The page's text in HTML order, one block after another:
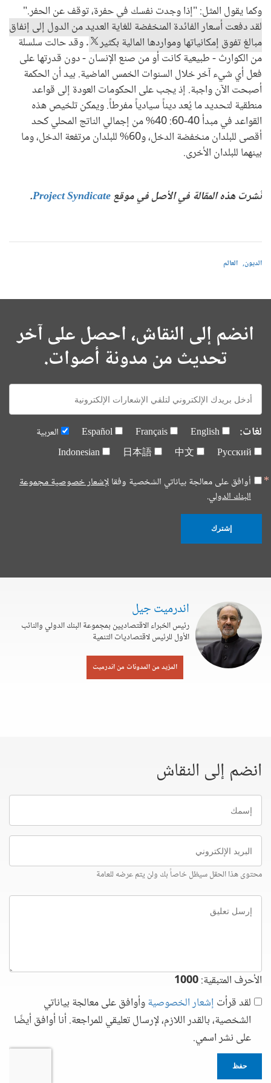
وكما يقول المثل: "إذا وجدت نفسك في حفرة، توقف عن الحفر."
لقد دفعت أسعار الفائدة المنخفضة للغاية العديد من الدول إلى إنفاق
مبالغ تفوق إمكانياتها ومواردها المالية بكثير
. وقد حالت سلسلة
من الكوارث - طبيعية كانت أو من صنع الإنسان - دون قدرتها على
فعل أي شيء آخر خلال السنوات الخمس الماضية. بيد أن الحكمة
أصبحت الآن واجبة. إذ يجب على الحكومات العودة إلى قواعد
منطقية لتحديد ما يُعد ديناً سيادياً مفرطاً. ويمكن تلخيص هذه
القواعد في مبدأ 40-60: 40% من إجمالي الناتج المحلي كحد
أقصى للبلدان منخفضة الدخل، و60% للبلدان مرتفعة الدخل، وما
بينهما للبلدان الأخرى.
نُشرت هذه المقالة في الأصل في موقعProject Syndicate
.
الديون العالم
انضم إلى النقاش، احصل على آخر
تحديث من مدونة أصوات.
E-
mail:
لغات: English
Français
Español
العربية
Русский
中文
日本語
Indonesian
أوافق على معالجة بياناتي الشخصية وفقالإشعار خصوصية مجموعة
البنك الدولي.
إشترك
اندرميت جيل
رئيس الخبراء الاقتصاديين بمجموعة البنك الدولي والنائب
الأول للرئيس لاقتصاديات التنمية
المزيد من المدونات من اندرميت
انضم إلى النقاش
إسمك
البريد
الإلكتروني
محتوى هذا الحقل سيظل خاصاً بك ولن يتم عرضه للعامة
إرسل
تعليق
الأحرف المتبقية:1000
لقد قرأت إشعار الخصوصيةوأوافق على معالجة بياناتي
الشخصية، بالقدر اللازم، لإرسال تعليقي للمراجعة. أنا أوافق أيضًا
على نشر اسمي.
حفظ